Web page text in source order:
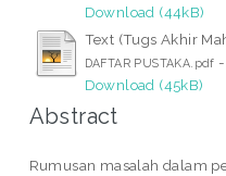
Download (44kB)
Text (Tugs Akhir
DAFTAR PUSTAKA.pdf
Download (45kB)
Abstract
Rumusan masalah dalam